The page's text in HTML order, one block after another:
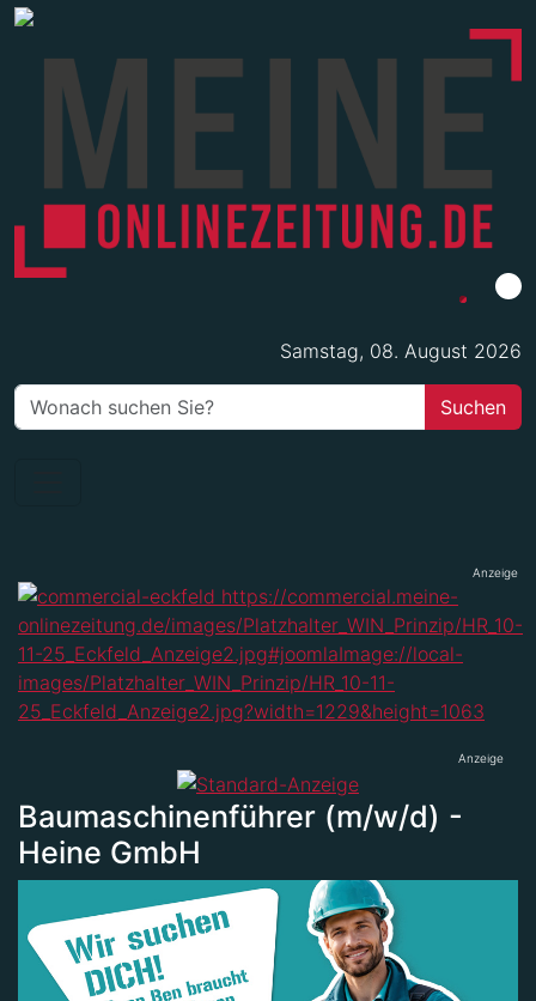
Samstag, 08. August 2026
Anzeige
Anzeige
Baumaschinenführer (m/w/d) -
Heine GmbH